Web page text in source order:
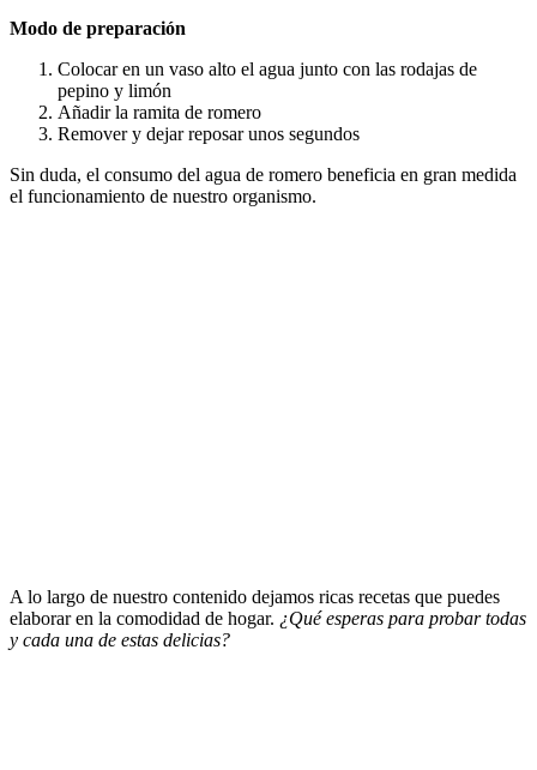
Modo de preparación
Colocar en un vaso alto el agua junto con las rodajas de
pepino y limón
Añadir la ramita de romero
Remover y dejar reposar unos segundos
Sin duda, el consumo del agua de romero beneficia en gran medida
el funcionamiento de nuestro organismo.
A lo largo de nuestro contenido dejamos ricas recetas que puedes
elaborar en la comodidad de hogar. ¿Qué esperas para probar todas
y cada una de estas delicias?